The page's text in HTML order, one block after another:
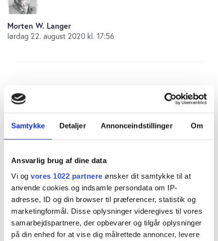
Samtykke Detaljer Annonceindstillinger Om
Ansvarlig brug af dine data
Vi og vores 1022 partnere ønsker dit samtykke til at
anvende cookies og indsamle persondata om IP-
adresse, ID og din browser til præferencer, statistik og
marketingformål. Disse oplysninger videregives til vores
samarbejdspartnere, der opbevarer og tilgår oplysninger
på din enhed for at vise dig målrettede annoncer, levere
Morten W. Langer
lørdag 22. august 2020 kl. 17:56
Det styrende amerikanske S&P 500 indeks har
på det seneste testet det historiske All-Time-
High omkring 3400. Med en ny plusdag fredag
efter et stærkt comeback i løbet af dagen, er
det amerikanske indeks faktisk brudt op
gennem ATH. Men pas på. Det er et
snydesignal.
Med gennembruddet burde der efter klassisk
teknisk analyse være lagt op til et nyt solidt